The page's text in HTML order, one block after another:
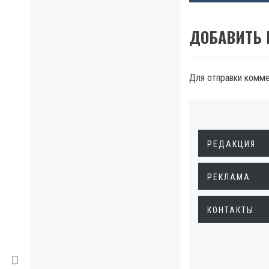
ДОБАВИТЬ
Для отправки
РЕДАКЦИЯ
РЕКЛАМА
КОНТАКТЫ